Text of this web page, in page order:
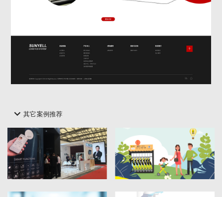
其它案例推荐